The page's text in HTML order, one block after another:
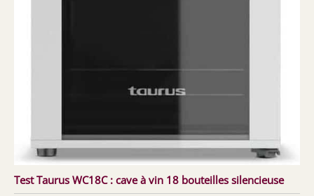
Test Taurus WC18C : cave à vin 18 bouteilles silencieuse